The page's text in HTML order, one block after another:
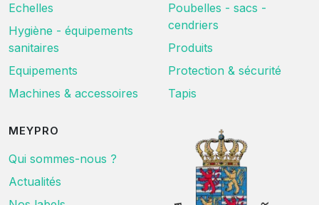
Echelles
Hygiène - équipements
sanitaires
Equipements
Machines & accessoires
Poubelles - sacs -
cendriers
Produits
Protection & sécurité
Tapis
MEYPRO
Qui sommes-nous ?
Actualités